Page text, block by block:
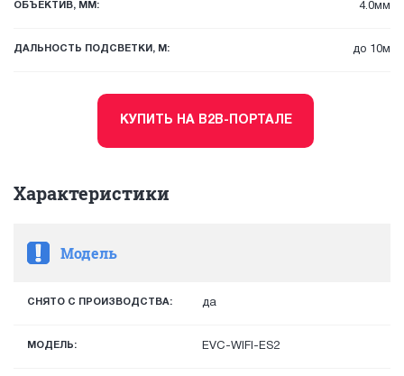
ОБЪЕКТИВ, ММ: 4.0мм
ДАЛЬНОСТЬ ПОДСВЕТКИ, М: до 10м
КУПИТЬ НА B2B-ПОРТАЛЕ
Характеристики
Модель
СНЯТО С ПРОИЗВОДСТВА: да
МОДЕЛЬ: EVC-WIFI-ES2